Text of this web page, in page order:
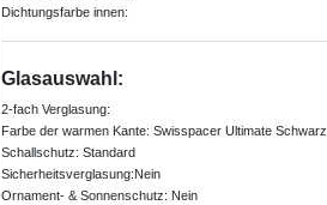
Dichtungsfarbe innen:
Glasauswahl:
2-fach Verglasung:
Farbe der warmen Kante: Swisspacer Ultimate Schwarz
Schallschutz: Standard
Sicherheitsverglasung:Nein
Ornament- & Sonnenschutz: Nein